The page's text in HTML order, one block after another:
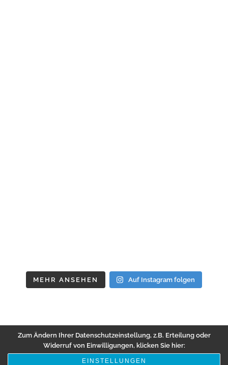
MEHR ANSEHEN Auf Instagram folgen
Zum Ändern Ihrer Datenschutzeinstellung, z.B. Erteilung oder
Widerruf von Einwilligungen, klicken Sie hier:
EINSTELLUNGEN